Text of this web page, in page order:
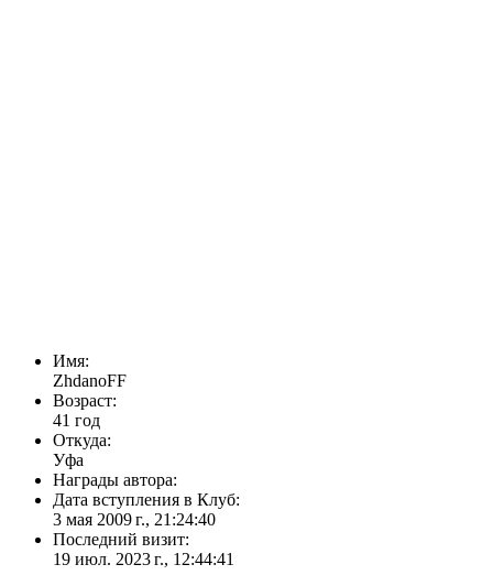
Имя:
ZhdanoFF
Возраст:
41 год
Откуда:
Уфа
Награды автора:
Дата вступления в Клуб:
3 мая 2009 г., 21:24:40
Последний визит:
19 июл. 2023 г., 12:44:41